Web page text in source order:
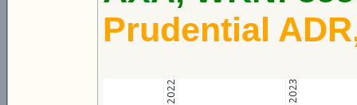
Prudential